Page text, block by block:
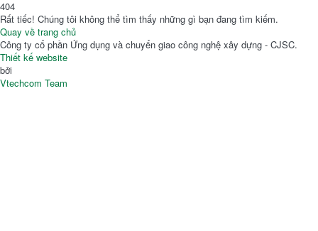
404
Rất tiếc! Chúng tôi không thể tìm thấy những gì bạn đang tìm kiếm.
Quay về trang chủ
Công ty cổ phần Ứng dụng và chuyển giao công nghệ xây dựng - CJSC.
Thiết kế website
bởi
Vtechcom Team